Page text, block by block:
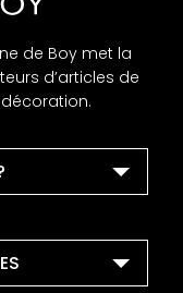
de Boy met la
d’articles de